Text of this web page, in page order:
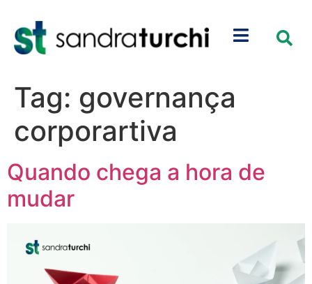
Tag: governança
corporartiva
Quando chega a hora de
mudar